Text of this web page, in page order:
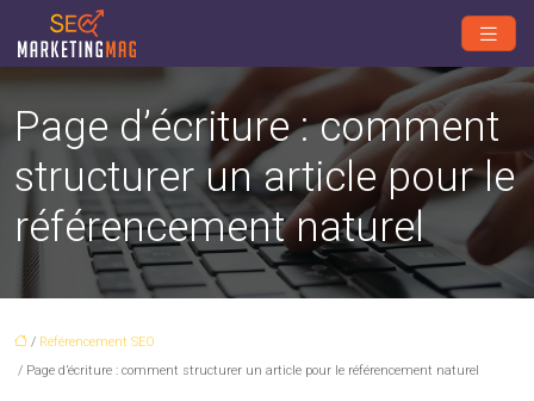
Page d’écriture : comment
structurer un article pour le
référencement naturel
/ Référencement SEO
/ Page d’écriture : comment structurer un article pour le référencement naturel